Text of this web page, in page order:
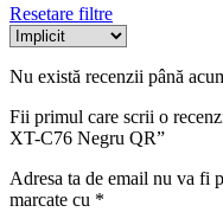
Resetare filtre
Nu există recenzii până
Fii primul care scrii o
XT-C76 Negru QR”
Adresa ta de email nu va fi
marcate cu *